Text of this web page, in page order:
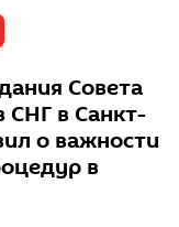
Совета
СНГ в Санкт-
о важности
в